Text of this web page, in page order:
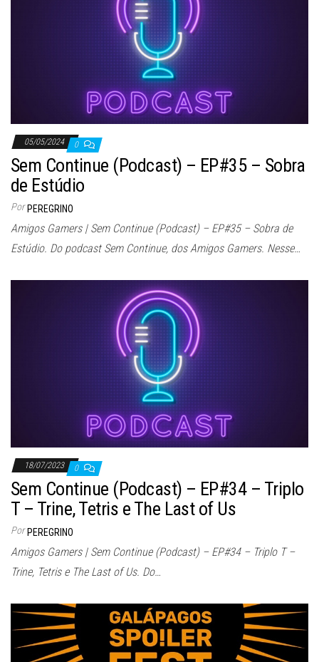
05/05/2024 0
Sem Continue (Podcast) – EP#35 – Sobra
de Estúdio
Por PEREGRINO
Amigos Gamers | Sem Continue (Podcast) – EP#35 – Sobra de
Estúdio. Do podcast Sem Continue, dos Amigos Gamers. Nesse…
18/07/2023 0
Sem Continue (Podcast) – EP#34 – Triplo
T – Trine, Tetris e The Last of Us
Por PEREGRINO
Amigos Gamers | Sem Continue (Podcast) – EP#34 – Triplo T –
Trine, Tetris e The Last of Us. Do…